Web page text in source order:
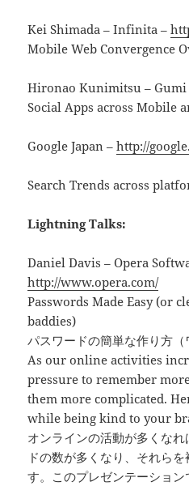
Kei Shimada – Infinita –
Mobile Web Convergence
Hironao Kunimitsu –
Social Apps across Mobile
Google Japan –http://
Search Trends across
Lightning Talks:
Daniel Davis – Opera
http://www.opera.com/
Passwords Made Easy (or
baddies)
パスワードの簡単な作り方（
As our online activities
pressure to remember
them more complicated.
while being kind to your
オンラインの活動が多くな
ドの数が多くなり、それら
す。このプレゼンテーショ